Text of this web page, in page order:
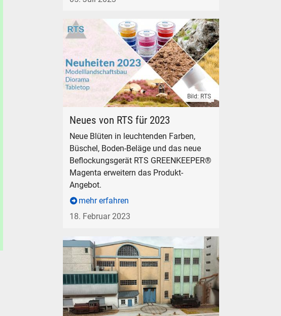
Bild: RTS
Neues von RTS für 2023
Neue Blüten in leuchtenden Farben,
Büschel, Boden-Beläge und das neue
Beflockungsgerät RTS GREENKEEPER®
Magenta erweitern das Produkt-
Angebot.
mehr erfahren
18. Februar 2023